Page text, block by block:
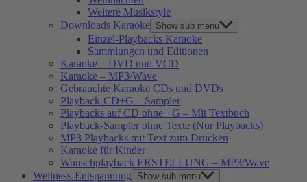
Weitere Musikstyle
Downloads Karaoke Show sub menu
Einzel-Playbacks Karaoke
Sammlungen und Editionen
Karaoke – DVD und VCD
Karaoke – MP3/Wave
Gebrauchte Karaoke CDs und DVDs
Playback-CD+G – Sampler
Playbacks auf CD ohne +G – Mit Textbuch
Playback-Sampler ohne Texte (Nur Playbacks)
MP3 Playbacks mit Text zum Drucken
Karaoke für Kinder
Wunschplayback ERSTELLUNG – MP3/Wave
Wellness-Entspannung
Show sub menu